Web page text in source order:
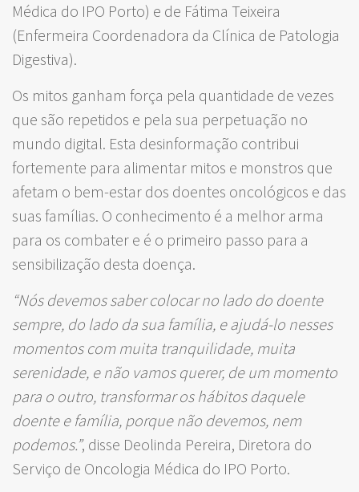
Médica do IPO Porto) e de Fátima Teixeira
(Enfermeira Coordenadora da Clínica de Patologia
Digestiva).
Os mitos ganham força pela quantidade de vezes
que são repetidos e pela sua perpetuação no
mundo digital. Esta desinformação contribui
fortemente para alimentar mitos e monstros que
afetam o bem-estar dos doentes oncológicos e das
suas famílias. O conhecimento é a melhor arma
para os combater e é o primeiro passo para a
sensibilização desta doença.
“Nós devemos saber colocar no lado do doente
sempre, do lado da sua família, e ajudá-lo nesses
momentos com muita tranquilidade, muita
serenidade, e não vamos querer, de um momento
para o outro, transformar os hábitos daquele
doente e família, porque não devemos, nem
podemos.”, disse Deolinda Pereira, Diretora do
Serviço de Oncologia Médica do IPO Porto.